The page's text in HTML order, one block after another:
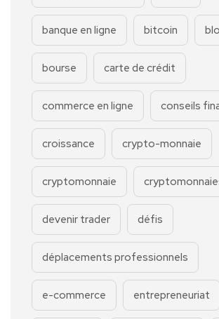
banque en ligne bitcoin
bourse carte de crédit
commerce en ligne conseils
croissance crypto-monnaie
cryptomonnaie
devenir trader défis
déplacements professionnels
e-commerce entrepreneuriat